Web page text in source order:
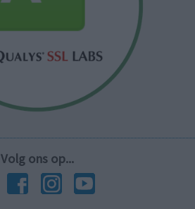
Volg ons op...